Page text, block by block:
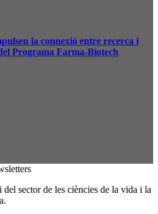
la connexió entre recerca i
Programa Farma-Biotech
sector de les ciències de la vida i la